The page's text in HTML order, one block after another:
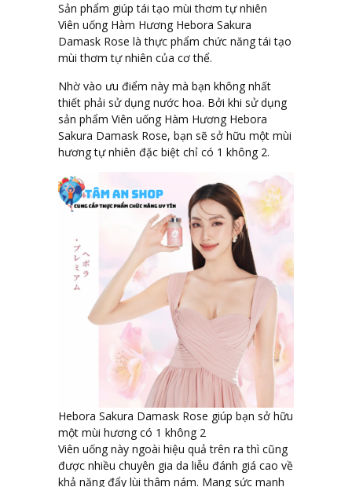
Sản phẩm giúp tái tạo mùi thơm tự nhiên
Viên uống Hàm Hương Hebora Sakura
Damask Rose là thực phẩm chức năng tái tạo
mùi thơm tự nhiên của cơ thể.
Nhờ vào ưu điểm này mà bạn không nhất
thiết phải sử dụng nước hoa. Bởi khi sử dụng
sản phẩm Viên uống Hàm Hương Hebora
Sakura Damask Rose, bạn sẽ sở hữu một mùi
hương tự nhiên đặc biệt chỉ có 1 không 2.
Hebora Sakura Damask Rose giúp bạn sở hữu
một mùi hương có 1 không 2
Viên uống này ngoài hiệu quả trên ra thì cũng
được nhiều chuyên gia da liễu đánh giá cao về
khả năng đẩy lùi thâm nám. Mang sức mạnh